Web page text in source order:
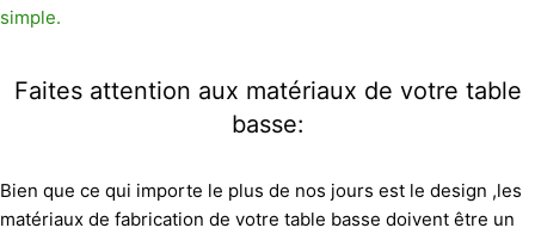
simple.
Faites attention aux matériaux de votre table
basse:
Bien que ce qui importe le plus de nos jours est le design ,les
matériaux de fabrication de votre table basse doivent être un